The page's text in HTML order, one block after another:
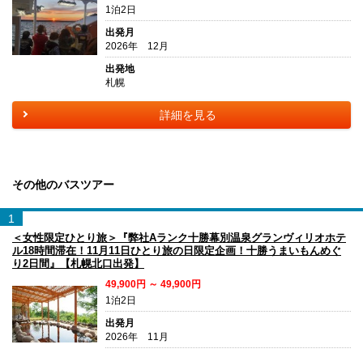
1泊2日
出発月
2026年 12月
出発地
札幌
詳細を見る
その他のバスツアー
1
＜女性限定ひとり旅＞『弊社Aランク十勝幕別温泉グランヴィリオホテ
ル18時間滞在！11月11日ひとり旅の日限定企画！十勝うまいもんめぐ
り2日間』【札幌北口出発】
49,900円 ～ 49,900円
1泊2日
出発月
2026年 11月